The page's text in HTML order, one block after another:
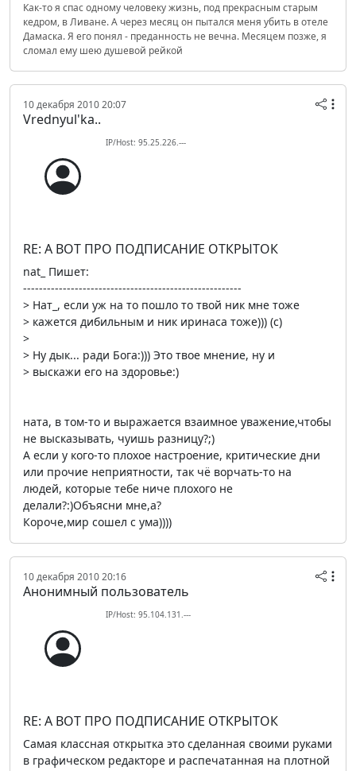
Как-то я спас одному человеку жизнь, под прекрасным старым
кедром, в Ливане. А через месяц он пытался меня убить в отеле
Дамаска. Я его понял - преданность не вечна. Месяцем позже, я
сломал ему шею душевой рейкой
10 декабря 2010 20:07
Vrednyul'ka..
IP/Host: 95.25.226.---
RE: А ВОТ ПРО ПОДПИСАНИЕ ОТКРЫТОК
nat_ Пишет:
-------------------------------------------------------
> Нат_, если уж на то пошло то твой ник мне тоже
> кажется дибильным и ник иринаса тоже))) (c)
>
> Ну дык... ради Бога:))) Это твое мнение, ну и
> выскажи его на здоровье:)
ната, в том-то и выражается взаимное уважение,чтобы
не высказывать, чуишь разницу?;)
А если у кого-то плохое настроение, критические дни
или прочие неприятности, так чё ворчать-то на
людей, которые тебе ниче плохого не
делали?:)Объясни мне,а?
Короче,мир сошел с ума))))
10 декабря 2010 20:16
Анонимный пользователь
IP/Host: 95.104.131.---
RE: А ВОТ ПРО ПОДПИСАНИЕ ОТКРЫТОК
Самая классная открытка это сделанная своими руками
в графическом редакторе и распечатанная на плотной